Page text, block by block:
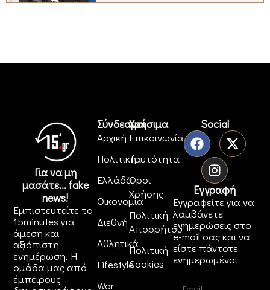
Για να μη
μασάτε... fake
news!
Εμπιστευτείτε το
15minutes για
άμεση και
αξιόπιστη
ενημέρωση. Η
ομάδα μας από
έμπειρους
Σύνδεσμοι
Αρχική
Πολιτική
Ελλάδα
Οικονομία
Διεθνή
Αθλητικά
Lifestyle
War
Χρήσιμα
Επικοινωνία
Ταυτότητα
Όροι
Χρήσης
Πολιτική
Απορρήτου
Πολιτική
Cookies
Social
Εγγραφή
Εγγραφείτε για να
λαμβάνετε
ενημερώσεις στο
e-mail σας και να
είστε πάντοτε
ενημερωμένοι